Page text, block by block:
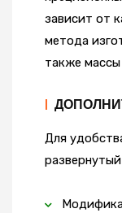
зависит от
метода
также
|
Для